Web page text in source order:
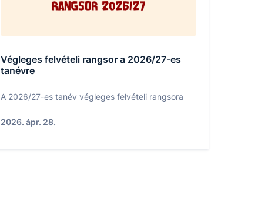
Végleges felvételi rangsor a 2026/27-es
tanévre
A 2026/27-es tanév végleges felvételi rangsora
2026. ápr. 28.